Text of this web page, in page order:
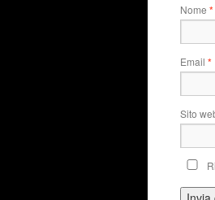
Nome *
Email *
Sito